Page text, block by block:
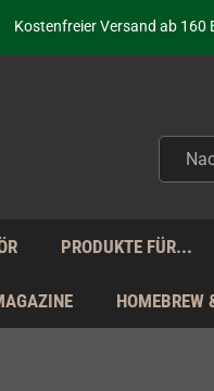
Kostenfreier Versand ab 160
Seit über 20 Jahren Deine
Täglicher Versand Mo - Fr
PRODUKTE FÜR...
HOMEBREW